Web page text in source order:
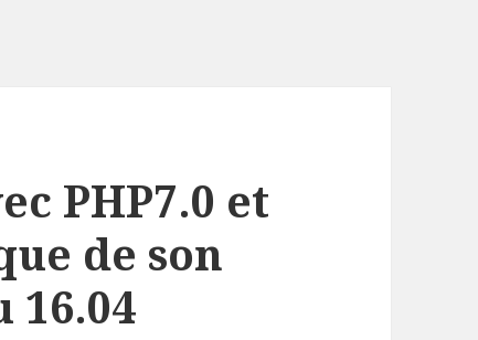
PHP7.0 et
de son
16.04